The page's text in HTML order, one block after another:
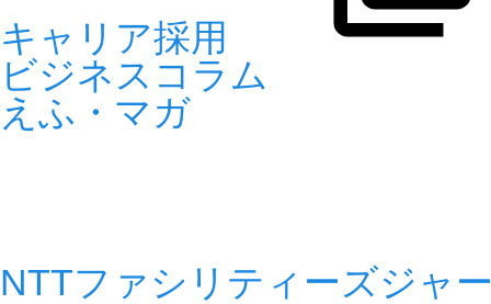
キャリア採用
ビジネスコラム
えふ・マガ
NTTファシリティーズジャ